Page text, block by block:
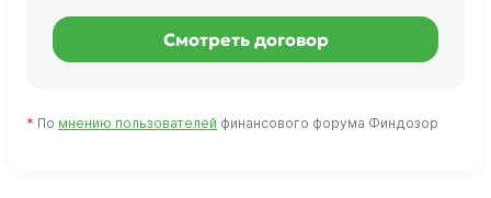
Смотреть договор
* По мнению пользователей финансового форума Финдозор